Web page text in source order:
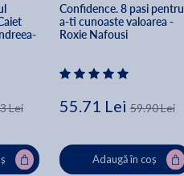
Lei
Confidence. 8 pasi pentru
a-ti cunoaste valoarea -
Roxie Nafousi
55.71 Lei 59.90 Lei
Adaugă în coș